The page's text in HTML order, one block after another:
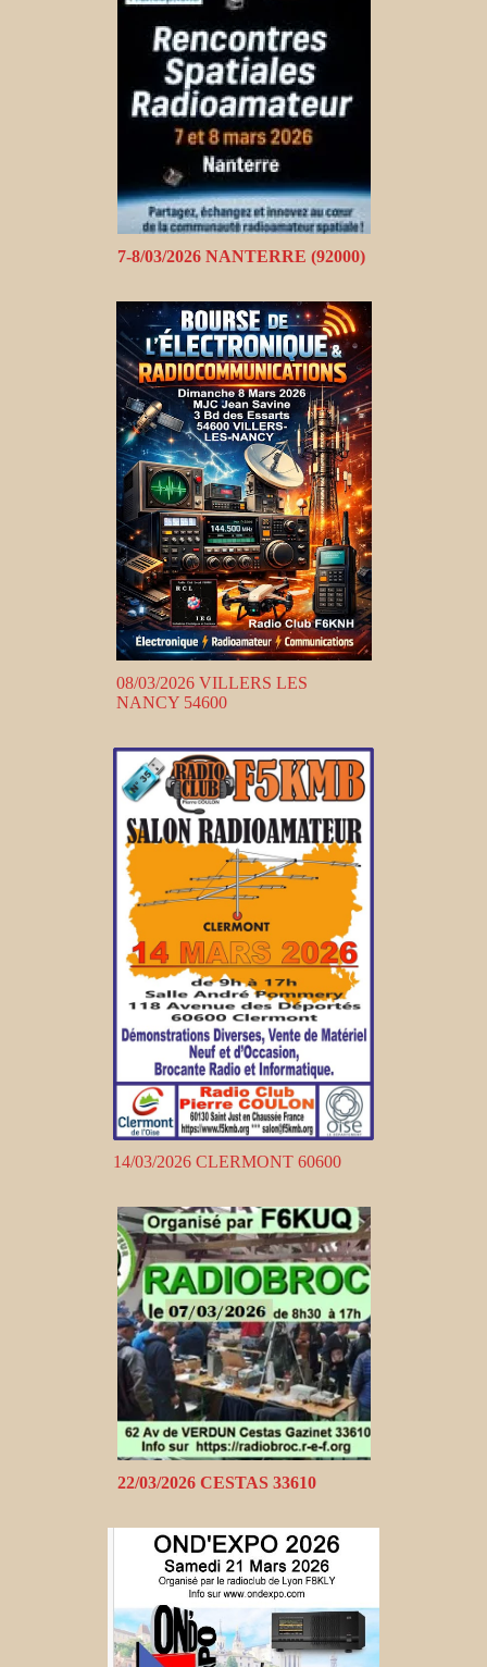
7-8/03/2026 NANTERRE (92000)
08/03/2026 VILLERS LES
NANCY 54600
14/03/2026 CLERMONT 60600
22/03/2026 CESTAS 33610